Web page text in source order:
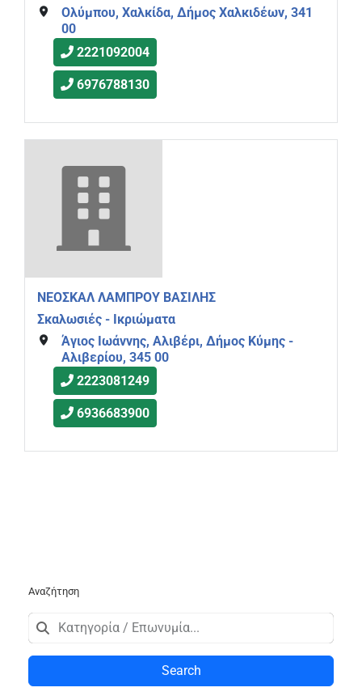
Ολύμπου, Χαλκίδα, Δήμος Χαλκιδέων, 341
00
2221092004
6976788130
ΝΕΟΣΚΑΛ ΛΑΜΠΡΟΥ ΒΑΣΙΛΗΣ
Σκαλωσιές - Ικριώματα
Άγιος Ιωάννης, Αλιβέρι, Δήμος Κύμης -
Αλιβερίου, 345 00
2223081249
6936683900
Αναζήτηση
Search